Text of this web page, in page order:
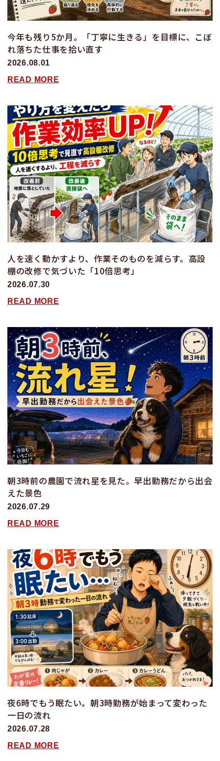
今年も残り5か月。「丁寧に生きる」を目標に、こぼ
れ落ちた仕事を拾い直す
2026.08.01
READ MORE
人を速く動かすより、作業そのものを減らす。高設
棚の改修で気づいた「10倍思考」
2026.07.30
READ MORE
朝3時前の農園で流れ星を見た。早出勤務だから出会
えた景色
2026.07.29
READ MORE
夜6時でもう眠たい。朝3時勤務が始まって変わった
一日の流れ
2026.07.28
READ MORE